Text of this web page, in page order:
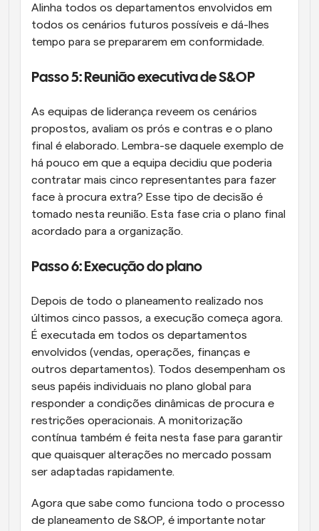
Alinha todos os departamentos envolvidos em
todos os cenários futuros possíveis e dá-lhes
tempo para se prepararem em conformidade.
Passo 5: Reunião executiva de S&OP
As equipas de liderança reveem os cenários
propostos, avaliam os prós e contras e o plano
final é elaborado. Lembra-se daquele exemplo de
há pouco em que a equipa decidiu que poderia
contratar mais cinco representantes para fazer
face à procura extra? Esse tipo de decisão é
tomado nesta reunião. Esta fase cria o plano final
acordado para a organização.
Passo 6: Execução do plano
Depois de todo o planeamento realizado nos
últimos cinco passos, a execução começa agora.
É executada em todos os departamentos
envolvidos (vendas, operações, finanças e
outros departamentos). Todos desempenham os
seus papéis individuais no plano global para
responder a condições dinâmicas de procura e
restrições operacionais. A monitorização
contínua também é feita nesta fase para garantir
que quaisquer alterações no mercado possam
ser adaptadas rapidamente.
Agora que sabe como funciona todo o processo
de planeamento de S&OP, é importante notar